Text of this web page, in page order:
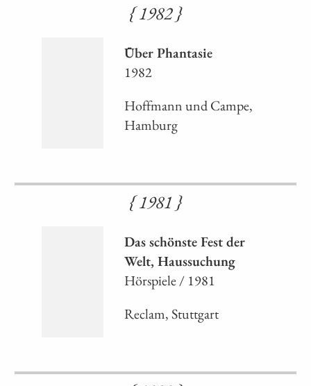
{ 1982 }
Über Phantasie
1982
Hoffmann und Campe,
Hamburg
{ 1981 }
Das schönste Fest der
Welt, Haussuchung
Hörspiele / 1981
Reclam, Stuttgart